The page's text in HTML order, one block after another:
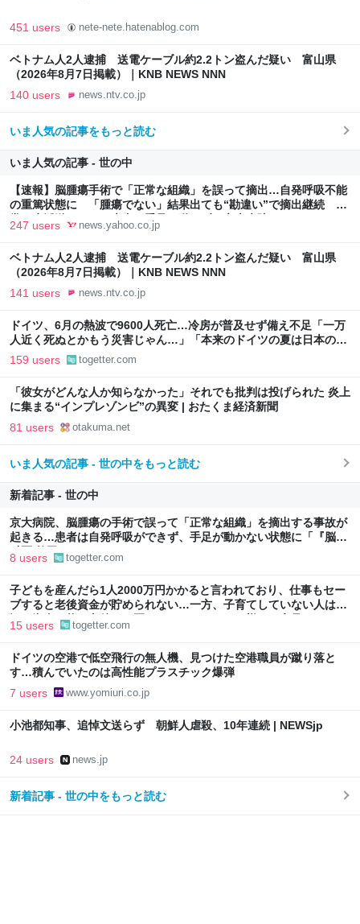
451 users nete-nete.hatenablog.com
ベトナム人2人逮捕 送電ケーブル約2.2トン盗んだ疑い 富山県
（2026年8月7日掲載）｜KNB NEWS NNN
140 users news.ntv.co.jp
いま人気の記事をもっと読む
いま人気の記事 - 世の中
【速報】脳腫瘍手術で「正常な組織」を誤って摘出…自発呼吸不能
の重篤状態に 「腫瘍でない」結果出ても“勘違い”で摘出継続 通
常の生活送っていた患者が手足も動かず 京大病院（MBSニュー
ス） - Yahoo!ニュース
247 users news.yahoo.co.jp
ベトナム人2人逮捕 送電ケーブル約2.2トン盗んだ疑い 富山県
（2026年8月7日掲載）｜KNB NEWS NNN
141 users news.ntv.co.jp
ドイツ、6月の熱波で9600人死亡…冷房が普及せず備え不足「一万
人近く死ぬとかもう災害じゃん…」「本来のドイツの夏は日本の10
月ぐらいの気候やからねえ」
159 users togetter.com
「彼女がどんな人か知らなかった」それでも批判は投げられた 炎上
に集まる“インプレゾンビ”の異変 | おたくま経済新聞
81 users otakuma.net
いま人気の記事 - 世の中をもっと読む
新着記事 - 世の中
京大病院、脳腫瘍の手術で誤って「正常な組織」を摘出する事故が
起きる…患者は自発呼吸ができず、手足が動かない状態に「『脳外
科医 竹田くん』かよ」
8 users togetter.com
子どもを産んだら1人2000万円かかると言われており、仕事もセー
ブすると老後資金が貯められない…一方、子育てしていない人は潤
沢な資金で悠々老後だと歪んでいるのでは？→様々な意見
15 users togetter.com
ドイツの空港で低空飛行の無人機、見つけた空港職員が蹴り落と
す…積んでいたのは高性能プラスチック爆弾
7 users www.yomiuri.co.jp
小池都知事、追悼文送らず 朝鮮人虐殺、10年連続 | NEWSjp
24 users news.jp
新着記事 - 世の中をもっと読む